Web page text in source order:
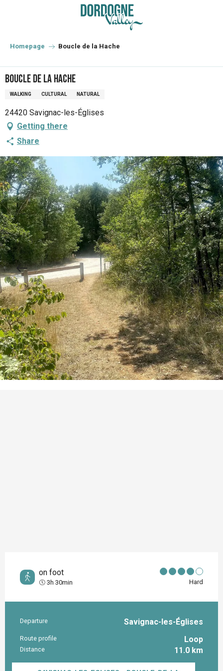
principal
Homepage Boucle de la Hache
Boucle de la Hache
WALKING CULTURAL NATURAL
24420 Savignac-les-Églises
Getting there
Share
on foot
3h 30min Hard
Practical information
Departure Savignac-les-Églises
Route profile Loop
Distance 11.0 km